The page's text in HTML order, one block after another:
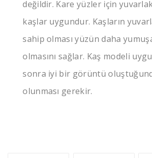
değildir. Kare yüzler için
kaşlar uygundur. Kaşların
sahip olması yüzün daha
olmasını sağlar. Kaş modeli
sonra iyi bir görüntü
olunması gerekir.